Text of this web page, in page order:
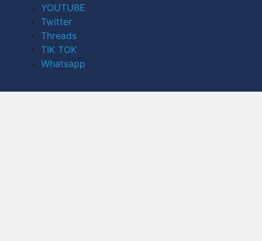
YOUTUBE
Twitter
Threads
TIK TOK
Whatsapp